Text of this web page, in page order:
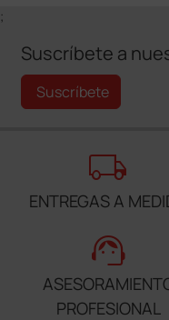
;
Suscríbete a
Suscríbete
local_shipping
ENTREGAS A
support_agent
PROFESIONAL